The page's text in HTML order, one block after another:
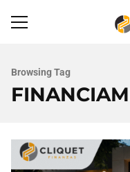
Browsing Tag